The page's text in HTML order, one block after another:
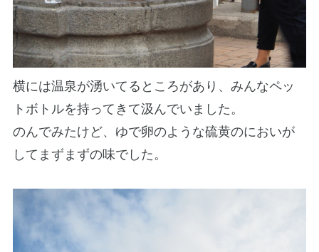
横には温泉が湧いてるところがあり、みんなペッ
トボトルを持ってきて汲んでいました。
のんでみたけど、ゆで卵のような硫黄のにおいが
してまずまずの味でした。